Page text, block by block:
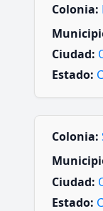
Colonia:
Ciudad:
Estado:
Colonia:
Ciudad:
Estado: